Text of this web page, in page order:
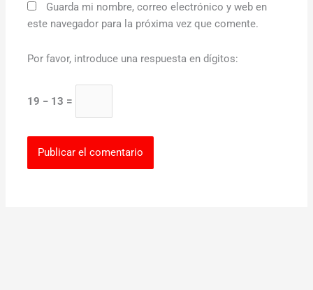
Guarda mi nombre, correo electrónico y web en
este navegador para la próxima vez que comente.
Por favor, introduce una respuesta en dígitos:
19 − 13 =